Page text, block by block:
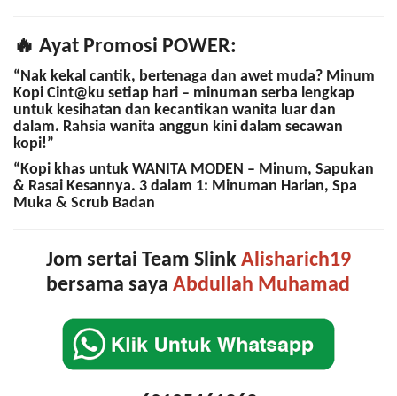
🔥 Ayat Promosi POWER:
“Nak kekal cantik, bertenaga dan awet muda? Minum
Kopi Cint@ku setiap hari – minuman serba lengkap
untuk kesihatan dan kecantikan wanita luar dan
dalam. Rahsia wanita anggun kini dalam secawan
kopi!”
“Kopi khas untuk WANITA MODEN – Minum, Sapukan
& Rasai Kesannya. 3 dalam 1: Minuman Harian, Spa
Muka & Scrub Badan
Jom sertai Team Slink Alisharich19
bersama sayaAbdullah Muhamad